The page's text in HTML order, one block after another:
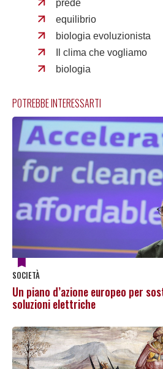
prede
equilibrio
biologia evoluzionista
Il clima che vogliamo
biologia
POTREBBE INTERESSARTI
SOCIETÀ
Un piano d’azione europeo per
soluzioni elettriche